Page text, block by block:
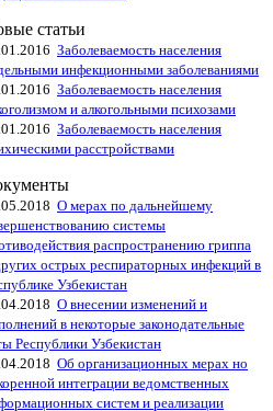
статьи
Заболеваемость населения
инфекционными заболеваниями
Заболеваемость населения
и алкогольными психозами
Заболеваемость населения
расстройствами
О мерах по дальнейшему
системы
распространению гриппа
острых респираторных инфекций в
Узбекистан
О внесении изменений и
в некоторые законодательные
Республики Узбекистан
Об организационных мерах но
интеграции ведомственных
систем и реализации